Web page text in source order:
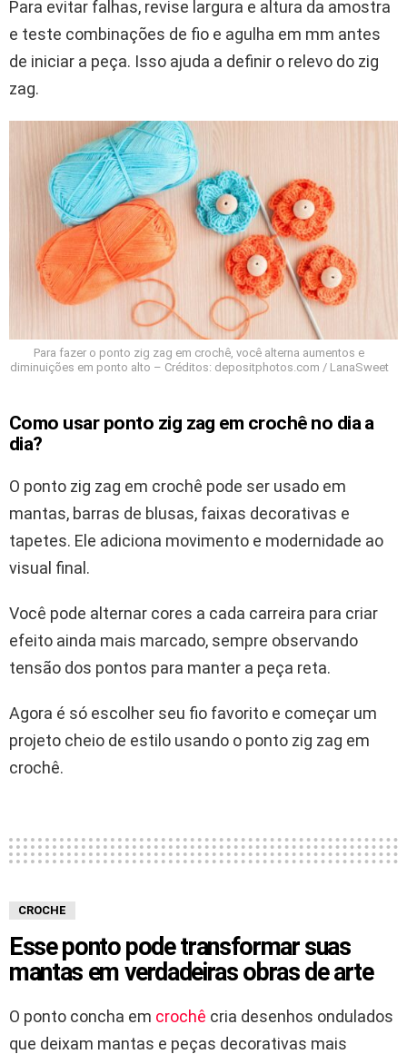
Para evitar falhas, revise largura e altura da amostra
e teste combinações de fio e agulha em mm antes
de iniciar a peça. Isso ajuda a definir o relevo do zig
zag.
Para fazer o ponto zig zag em crochê, você alterna aumentos e
diminuições em ponto alto – Créditos: depositphotos.com / LanaSweet
Como usar ponto zig zag em crochê no dia a
dia?
O ponto zig zag em crochê pode ser usado em
mantas, barras de blusas, faixas decorativas e
tapetes. Ele adiciona movimento e modernidade ao
visual final.
Você pode alternar cores a cada carreira para criar
efeito ainda mais marcado, sempre observando
tensão dos pontos para manter a peça reta.
Agora é só escolher seu fio favorito e começar um
projeto cheio de estilo usando o ponto zig zag em
crochê.
CROCHE
Esse ponto pode transformar suas
mantas em verdadeiras obras de arte
O ponto concha em crochê cria desenhos ondulados
que deixam mantas e peças decorativas mais